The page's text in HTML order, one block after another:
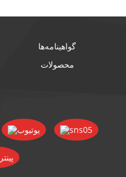
گواهینامه‌ها
محصولات